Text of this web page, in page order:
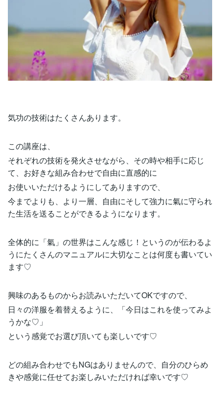
気功の技術はたくさんあります。
この講座は、
それぞれの技術を発火させながら、その時や相手に応じ
て、お好きな組み合わせで自由に直感的に
お使いいただけるようにしてありますので、
今までよりも、より一層、自由にそして強力に氣に守られ
た生活を送ることができるようになります。
全体的に「氣」の世界はこんな感じ！というのが伝わるよ
うにたくさんのマニュアルに大切なことは何度も書いてい
ます♡
興味のあるものからお読みいただいてOKですので、
日々の洋服を着替えるように、「今日はこれを使ってみよ
うかな♡」
という感覚でお選び頂いても楽しいです♡
どの組み合わせでもNGはありませんので、自分のひらめ
きや感覚に任せてお楽しみいただければ幸いです♡